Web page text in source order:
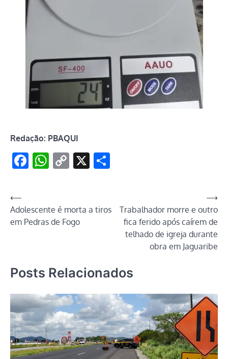
Redação: PBAQUI
Facebook
WhatsApp
Copy
X
Navegação
de
⟵
Adolescente é morta a tiros
em Pedras de Fogo
Trabalhador morre e outro
fica ferido após caírem de
telhado de igreja durante
obra em Jaguaribe
⟶
Posts Relacionados